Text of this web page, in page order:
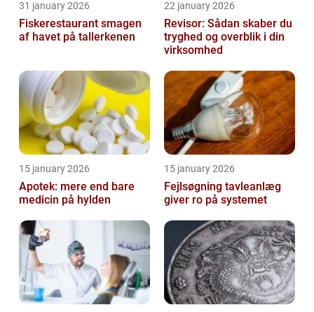
31 january 2026
Fiskerestaurant smagen
af havet på tallerkenen
22 january 2026
Revisor: Sådan skaber du
tryghed og overblik i din
virksomhed
15 january 2026
Apotek: mere end bare
medicin på hylden
15 january 2026
Fejlsøgning tavleanlæg
giver ro på systemet